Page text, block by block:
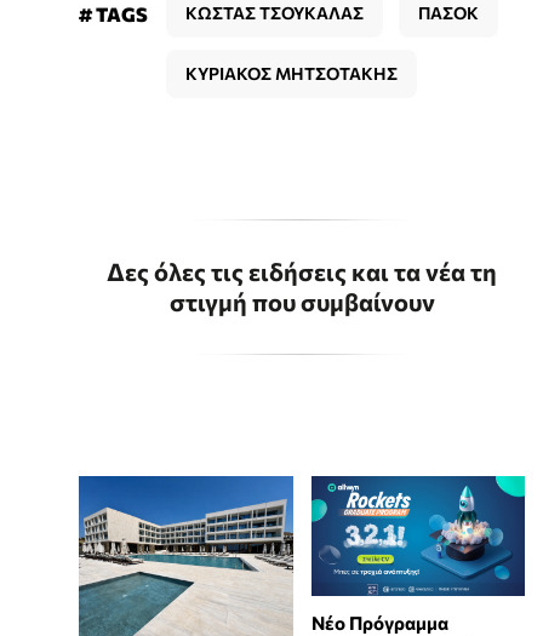
# TAGS ΚΩΣΤΑΣ ΤΣΟΥΚΑΛΑΣ ΠΑΣΟΚ
ΚΥΡΙΑΚΟΣ ΜΗΤΣΟΤΑΚΗΣ
Δες όλες τις ειδήσεις και τα νέα τη
στιγμή που συμβαίνουν
Νέο Πρόγραμμα